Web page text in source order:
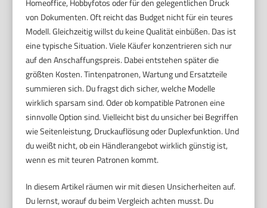
Homeoffice, Hobbyfotos oder für den gelegentlichen Druck
von Dokumenten. Oft reicht das Budget nicht für ein teures
Modell. Gleichzeitig willst du keine Qualität einbüßen. Das ist
eine typische Situation. Viele Käufer konzentrieren sich nur
auf den Anschaffungspreis. Dabei entstehen später die
größten Kosten. Tintenpatronen, Wartung und Ersatzteile
summieren sich. Du fragst dich sicher, welche Modelle
wirklich sparsam sind. Oder ob kompatible Patronen eine
sinnvolle Option sind. Vielleicht bist du unsicher bei Begriffen
wie Seitenleistung, Druckauflösung oder Duplexfunktion. Und
du weißt nicht, ob ein Händlerangebot wirklich günstig ist,
wenn es mit teuren Patronen kommt.
In diesem Artikel räumen wir mit diesen Unsicherheiten auf.
Du lernst, worauf du beim Vergleich achten musst. Du